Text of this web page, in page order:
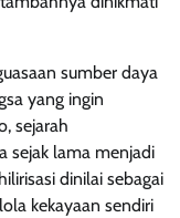
sumber daya
yang ingin
sejarah
sejak lama menjadi
dinilai sebagai
kekayaan sendiri